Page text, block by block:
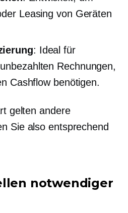
Leasing von Geräten
: Ideal für
Rechnungen,
Cashflow benötigen.
gelten andere
Sie also entsprechend
notwendiger